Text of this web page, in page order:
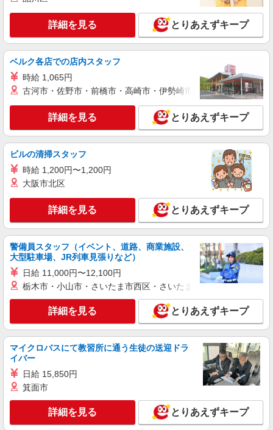
詳細を見る とりあえずキープ
ベルク各店での店内スタッフ
時給 1,065円
古河市・佐野市・前橋市・高崎市・伊勢崎市・太田市・館林市
詳細を見る とりあえずキープ
ビルの清掃スタッフ
時給 1,200円〜1,200円
大阪市北区
詳細を見る とりあえずキープ
警備員スタッフ（イベント、道路、商業施設、
大型駐車場、JR列車見張りなど）
日給 11,000円〜12,100円
栃木市・小山市・さいたま市西区・さいたま市岩槻区・久喜市・
詳細を見る とりあえずキープ
マイクロバスにて教習所に通う生徒の送迎ドラ
イバー
日給 15,850円
箕面市
詳細を見る とりあえずキープ